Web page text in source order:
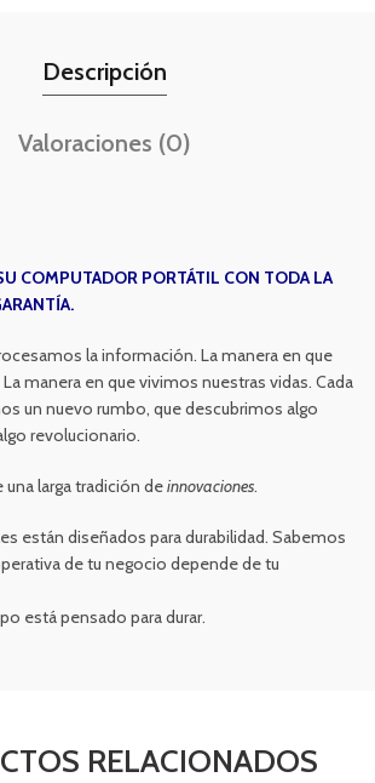
Descripción
Valoraciones (0)
COMPUTADOR PORTÁTIL CON TODA LA
la información. La manera en que
manera en que vivimos nuestras vidas. Cada
un nuevo rumbo, que descubrimos algo
revolucionario.
larga tradición deinnovaciones.
están diseñados para durabilidad. Sabemos
de tu negocio depende de tu
está pensado para durar.
RELACIONADOS